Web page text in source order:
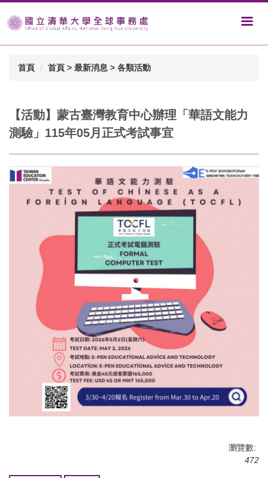
首頁 首頁 > 最新消息 > 各類活動
【活動】蒙古臺灣教育中心辦理「華語文能力
測驗」115年05月正式考試事宜
瀏覽數:
472